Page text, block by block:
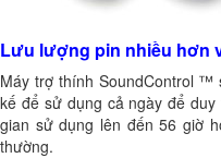
Lưu lượng pin nhiều hơn
Máy trợ thính SoundControl
kế để sử dụng cả ngày để
gian sử dụng lên đến 56 giờ
thường.